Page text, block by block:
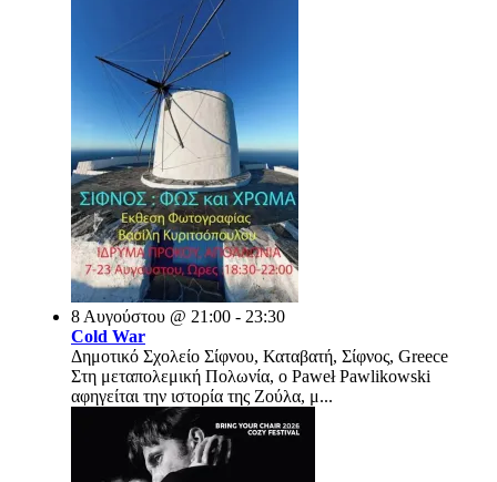
8 Αυγούστου @ 21:00 - 23:30
Cold War
Δημοτικό Σχολείο Σίφνου, Καταβατή, Σίφνος, Greece
Στη μεταπολεμική Πολωνία, ο Paweł Pawlikowski
αφηγείται την ιστορία της Ζούλα, μ...